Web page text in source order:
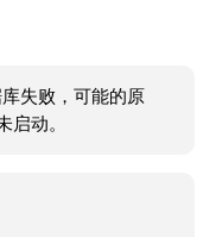
失败，可能的原
启动。